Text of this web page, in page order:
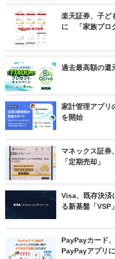
楽天証券、子ど
に　「家族プロ
過去最高額の還
家計管理アプリ
を開始
マネックス証券
「定期売却」
Visa、既存決済
る新基盤「VSP」
PayPayカード
PayPayアプリに